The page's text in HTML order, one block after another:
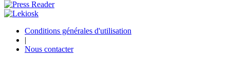
Conditions générales d'utilisation
|
Nous contacter